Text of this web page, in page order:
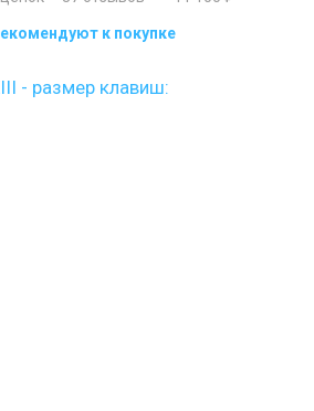
к покупке